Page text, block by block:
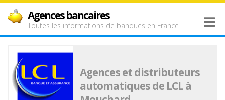
Agences bancaires
Toutes les informations de banques en France
Agences et distributeurs
automatiques de LCL à